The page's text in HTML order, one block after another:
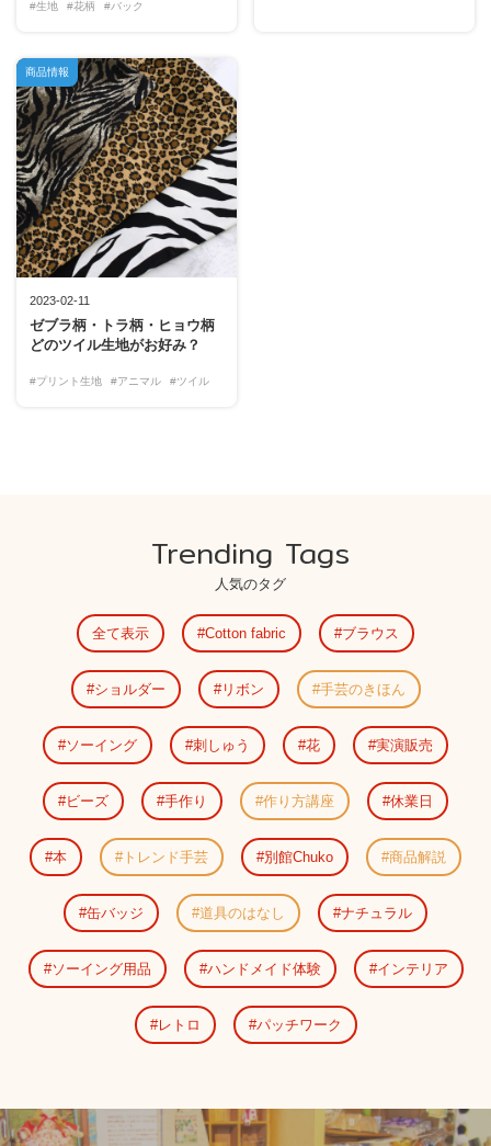
#生地 #花柄 #バック
2023-02-11
ゼブラ柄・トラ柄・ヒョウ柄
どのツイル生地がお好み？
#プリント生地 #アニマル #ツイル
商品情報
Trending Tags
人気のタグ
全て表示 Cotton fabric ブラウス
ショルダー リボン 手芸のきほん
ソーイング 刺しゅう 花 実演販売
ビーズ 手作り 作り方講座 休業日
本 トレンド手芸 別館Chuko 商品解説
缶バッジ 道具のはなし ナチュラル
ソーイング用品 ハンドメイド体験 インテリア
レトロ パッチワーク